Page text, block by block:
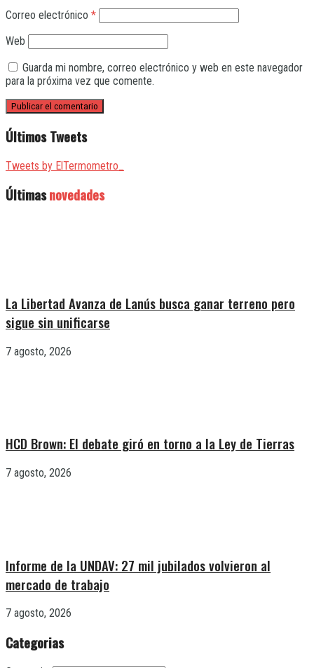
Correo electrónico *
Web
Guarda mi nombre, correo electrónico y web en este navegador
para la próxima vez que comente.
Últimos Tweets
Tweets by ElTermometro_
Últimasnovedades
La Libertad Avanza de Lanús busca ganar terreno pero
sigue sin unificarse
7 agosto, 2026
HCD Brown: El debate giró en torno a la Ley de Tierras
7 agosto, 2026
Informe de la UNDAV: 27 mil jubilados volvieron al
mercado de trabajo
7 agosto, 2026
Categorias